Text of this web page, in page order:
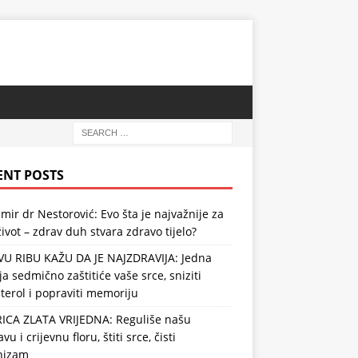
POSTS
dr Nestorović: Evo šta je najvažnije za
– zdrav duh stvara zdravo tijelo?
RIBU KAŽU DA JE NAJZDRAVIJA: Jedna
sedmično zaštitiće vaše srce, sniziti
i popraviti memoriju
ZLATA VRIJEDNA: Reguliše našu
i crijevnu floru, štiti srce, čisti